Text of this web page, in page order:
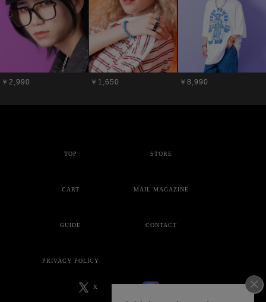
￥2,990 ￥1,650 ￥8,990
TOP STORE
CART MAIL MAGAZINE
GUIDE CONTACT
PRIVACY POLICY
X